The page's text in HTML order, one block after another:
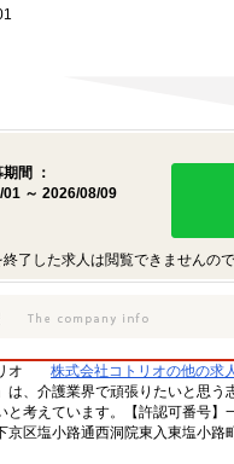
間 ：
～ 2026/08/09
了した求人は閲覧できませんの
オ
株式会社コトリオの他の求
は、介護業界で頑張りたいと思
と考えています。【許認可番号
京区塩小路通西洞院東入東塩小